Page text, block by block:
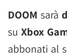
DOOM sarà
su Xbox
abbonati al